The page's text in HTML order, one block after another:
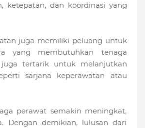
ketepatan, dan koordinasi yang
juga memiliki peluang untuk
yang membutuhkan tenaga
juga tertarik untuk melanjutkan
sarjana keperawatan atau
perawat semakin meningkat,
Dengan demikian, lulusan dari